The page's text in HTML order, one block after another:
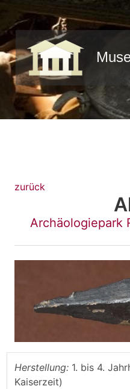
zurück
Archäologiepark
Herstellung: 1. bis 4.
Kaiserzeit)